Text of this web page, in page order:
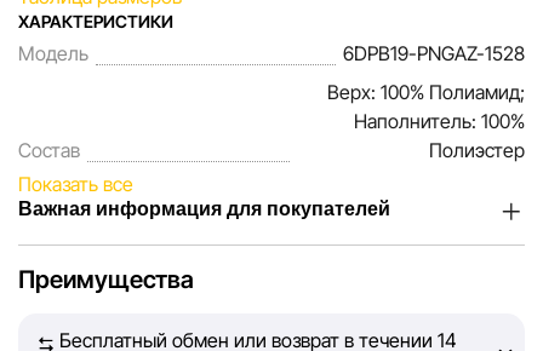
ХАРАКТЕРИСТИКИ
Модель 6DPB19-PNGAZ-1528
Состав
Верх: 100% Полиамид;
Наполнитель: 100%
Полиэстер
Показать все
Важная информация для покупателей
наших покупателей. Каждый день мы работаем над тем,
Преимущества
Бесплатный обмен или возврат в течении 14